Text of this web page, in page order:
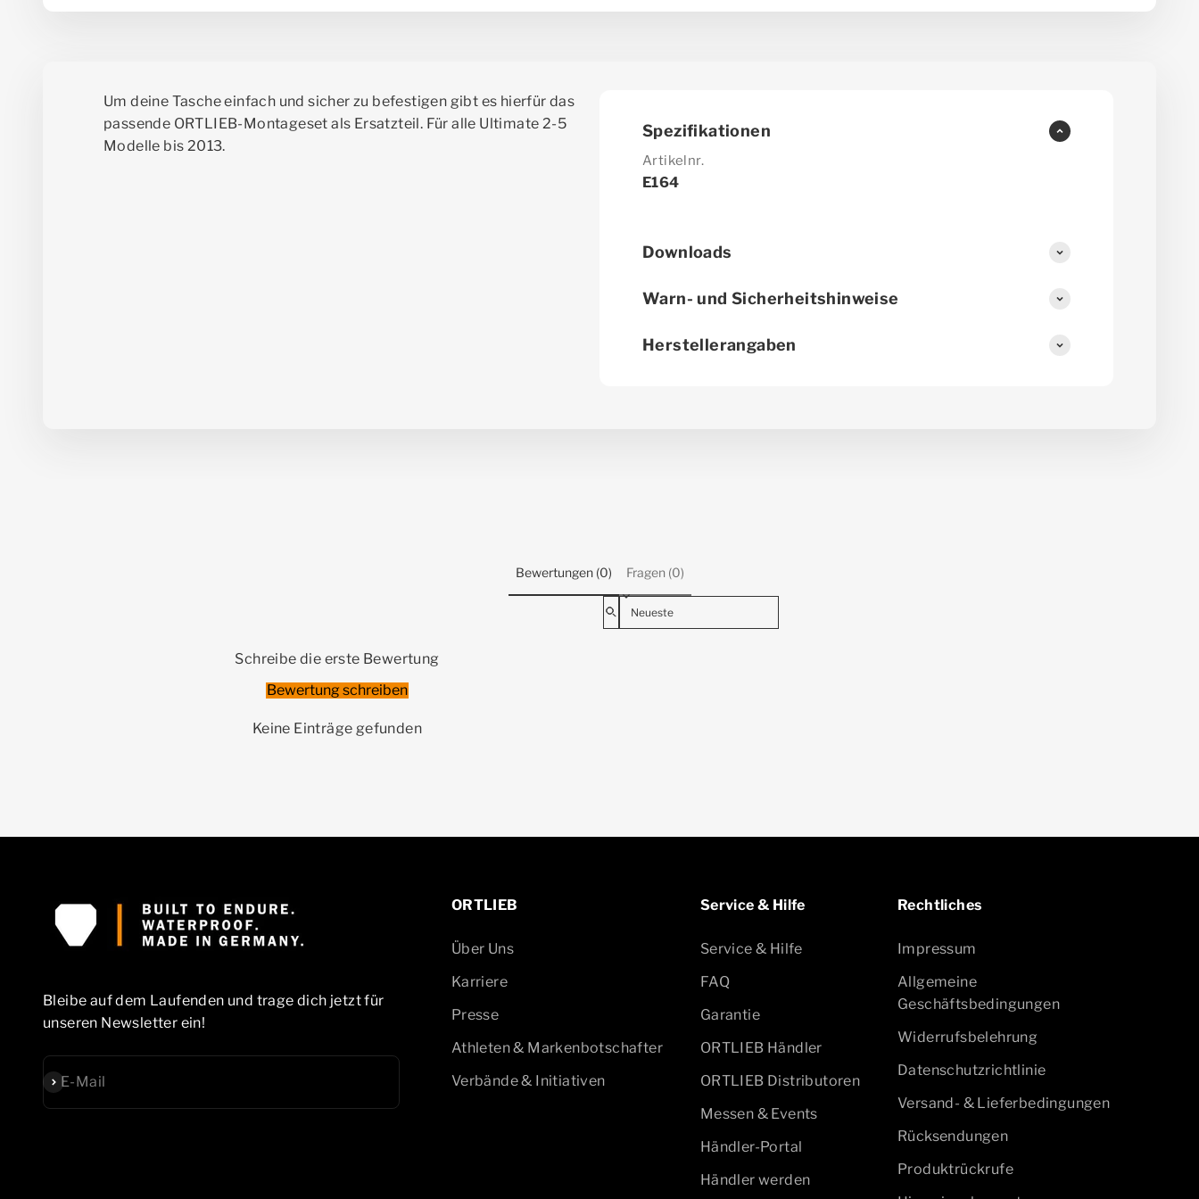
Um deine Tasche einfach und sicher zu befestigen gibt es hierfür das
passende ORTLIEB-Montageset als Ersatzteil. Für alle Ultimate 2-5
Modelle bis 2013.
Spezifikationen
Artikelnr.
E164
Downloads
Warn- und Sicherheitshinweise
Herstellerangaben
Bewertungen (0) Fragen (0)
Sort reviews by
Schreibe die erste Bewertung
Bewertung schreiben
Keine Einträge gefunden
Bleibe auf dem Laufenden und trage dich jetzt für
unseren Newsletter ein!
E-Mail
Abonnieren
ORTLIEB
Über Uns
Karriere
Presse
Athleten & Markenbotschafter
Verbände & Initiativen
Service & Hilfe
Service & Hilfe
FAQ
Garantie
ORTLIEB Händler
ORTLIEB Distributoren
Messen & Events
Händler-Portal
Händler werden
Rechtliches
Impressum
Allgemeine
Geschäftsbedingungen
Widerrufsbelehrung
Datenschutzrichtlinie
Versand- & Lieferbedingungen
Rücksendungen
Produktrückrufe